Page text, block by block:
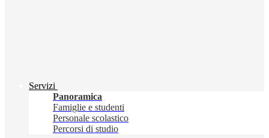
Servizi
Panoramica
Famiglie e studenti
Personale scolastico
Percorsi di studio